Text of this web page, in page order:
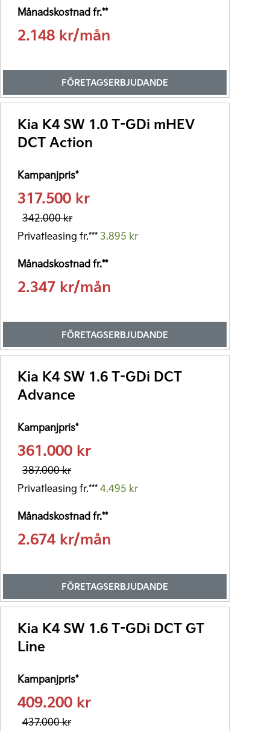
Månadskostnad fr.**
2.148 kr/mån
Företagsleasing*
Företagskampanj 312.000 kr
Läs mer
Förmånsvärde fr.**
3.049 kr/mån
*Kia Företagsleasing exkl. moms 36 månader, 20% första förhöjd
hyra, restvärde beroende på modell. Uppläggning- & aviavgifter
tillkommer. Månadshyran är rörlig och kan förändras baserat på
**Förmånsvärde per månad, exempel vid 50% marginalskatt.
FÖRETAGSERBJUDANDE
Kia K4 SW 1.0 T-GDi mHEV
DCT Action
Kampanjpris*
317.500 kr
342.000 kr
Privatleasing fr.*** 3.895 kr
Månadskostnad fr.**
2.347 kr/mån
Företagsleasing*
Företagskampanj 342.000 kr
Läs mer
Förmånsvärde fr.**
3.230 kr/mån
*Kia Företagsleasing exkl. moms 36 månader, 20% första förhöjd
hyra, restvärde beroende på modell. Uppläggning- & aviavgifter
tillkommer. Månadshyran är rörlig och kan förändras baserat på
**Förmånsvärde per månad, exempel vid 50% marginalskatt.
FÖRETAGSERBJUDANDE
Kia K4 SW 1.6 T-GDi DCT
Advance
Kampanjpris*
361.000 kr
387.000 kr
Privatleasing fr.***4.495 kr
Månadskostnad fr.**
2.674 kr/mån
Företagsleasing*
Företagskampanj 387.000 kr
Läs mer
Förmånsvärde fr.**
3.603 kr/mån
*Kia Företagsleasing exkl. moms 36 månader, 20% första förhöjd
FÖRETAGSERBJUDANDE
Kia K4 SW 1.6 T-GDi DCT GT
Line
Kampanjpris*
409.200 kr
437.000 kr